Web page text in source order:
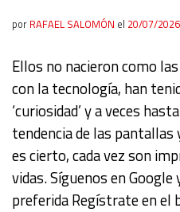
por RAFAEL SALOMÓN el 20/07/2026
Ellos no nacieron como
con la tecnología, han
‘curiosidad’ y a veces
tendencia de las pantallas
es cierto, cada vez son
vidas. Síguenos en
preferida Regístrate en el